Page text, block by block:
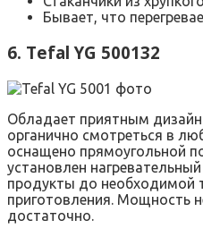
Бывает, что
6. Tefal YG 500132
Обладает приятным
органично смотреться в
оснащено прямоугольной
установлен
продукты до необходимой
приготовления. Мощность
достаточно.